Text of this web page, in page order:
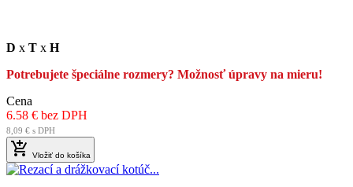
D x T x H
Potrebujete špeciálne rozmery? Možnosť úpravy na mieru!
Cena
6.58 € bez DPH
8,09 € s DPH
 Vložiť do košíka